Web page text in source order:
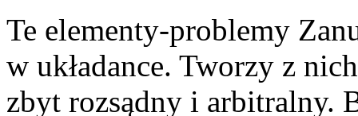
Te elementy-problemy
w układance. Tworzy z
zbyt rozsądny i arbitralny.